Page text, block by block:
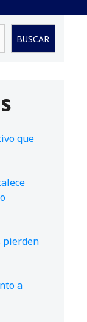
BUSCAR
que
pierden
a